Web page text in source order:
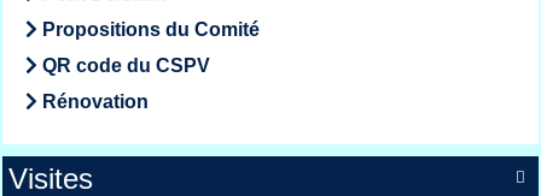
Propositions du Comité
QR code du CSPV
Rénovation

Visites